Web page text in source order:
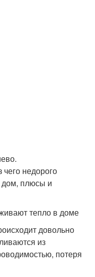
тепло в доме
довольно
из
потеря